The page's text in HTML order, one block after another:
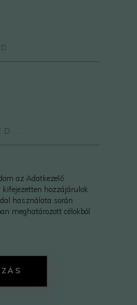
az Adatkezelő
hozzájárulok
használata során
meghatározott célokból